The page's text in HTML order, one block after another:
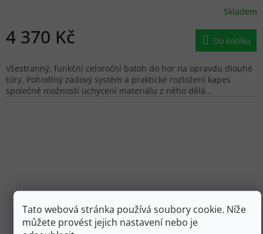
Tato webová stránka používá soubory cookie. Níže
můžete provést jejich nastavení nebo je
Skladem
4 370 Kč Do košíku
Všestranný, funkční celoroční batoh do hor na opravdu dlouhé
túry. Pohodlný zádový systém a praktické rozložení kapes
společně možností uchycení materiálu z něho dělá...